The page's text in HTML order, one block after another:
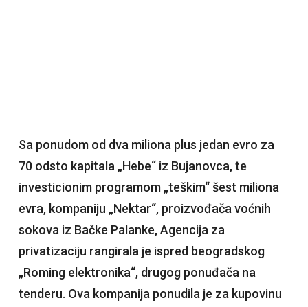
Sa ponudom od dva miliona plus jedan evro za
70 odsto kapitala „Hebe“ iz Bujanovca, te
investicionim programom „teškim“ šest miliona
evra, kompaniju „Nektar“, proizvođača voćnih
sokova iz Bačke Palanke, Agencija za
privatizaciju rangirala je ispred beogradskog
„Roming elektronika“, drugog ponuđača na
tenderu. Ova kompanija ponudila je za kupovinu